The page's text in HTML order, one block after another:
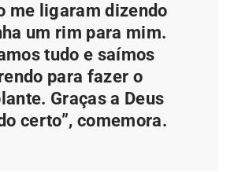
me ligaram dizendo
um rim para mim.
tudo e saímos
para fazer o
Graças a Deus
certo”, comemora.